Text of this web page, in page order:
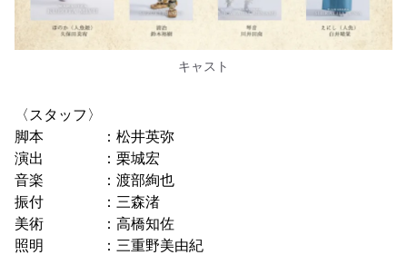
キャスト
〈スタッフ〉
脚本 ：松井英弥
演出 ：栗城宏
音楽 ：渡部絢也
振付 ：三森渚
美術 ：高橋知佐
照明 ：三重野美由紀